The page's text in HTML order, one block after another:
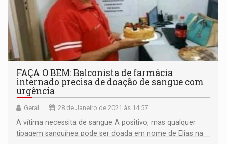
FAÇA O BEM: Balconista de farmácia
internado precisa de doação de sangue com
urgência
Geral 28 de Janeiro de 2021 às 14:57
A vítima necessita de sangue A positivo, mas qualquer
tipagem sanguínea pode ser doada em nome de Elias na